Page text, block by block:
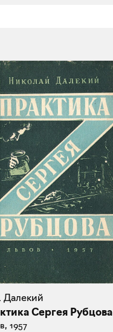
Далекий
Сергея Рубцова
1957